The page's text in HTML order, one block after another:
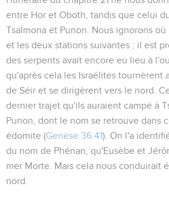
entre Hor et Oboth, tandis que celui
Tsalmona et Punon . Nous ignorons
et les deux stations suivantes ; il est
des serpents avait encore eu lieu à
qu'après cela les Israélites tournèrent
de Séir et se dirigèrent vers le nord.
dernier trajet qu'ils auraient campé à
Punon, dont le nom se retrouve dans
édomite (Genèse 36.41). On l'a
du nom de Phénan, qu'Eusèbe et
mer Morte. Mais cela nous conduirait
nord.